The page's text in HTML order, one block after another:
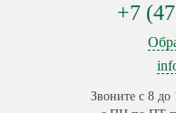
+7
Звоните с 8 до